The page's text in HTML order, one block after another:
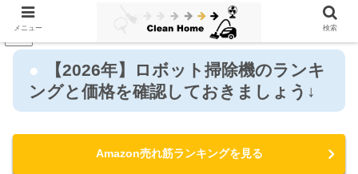
【2026年】ロボット掃除機のランキ
ングと価格を確認しておきましょう↓
Amazon売れ筋ランキングを見る
メニュー 検索